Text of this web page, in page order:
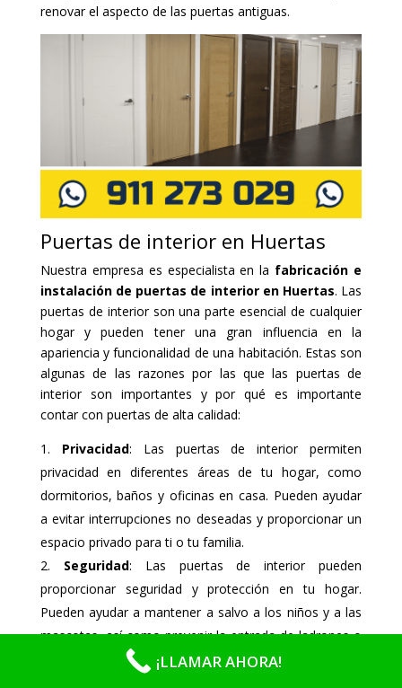
renovar el aspecto de las puertas antiguas.
Puertas de interior en Huertas
Nuestra empresa es especialista en la fabricación e
instalación de puertas de interior en Huertas. Las
puertas de interior son una parte esencial de cualquier
hogar y pueden tener una gran influencia en la
apariencia y funcionalidad de una habitación. Estas son
algunas de las razones por las que las puertas de
interior son importantes y por qué es importante
contar con puertas de alta calidad:
Privacidad: Las puertas de interior permiten
privacidad en diferentes áreas de tu hogar, como
dormitorios, baños y oficinas en casa. Pueden ayudar
a evitar interrupciones no deseadas y proporcionar un
espacio privado para ti o tu familia.
Seguridad: Las puertas de interior pueden
proporcionar seguridad y protección en tu hogar.
Pueden ayudar a mantener a salvo a los niños y a las
mascotas, así como prevenir la entrada de ladrones o
¡LLAMAR AHORA!